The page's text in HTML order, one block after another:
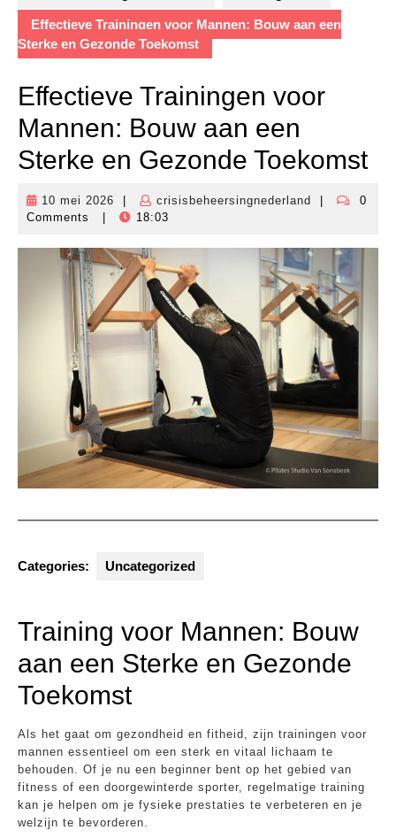
Effectieve Trainingen voor Mannen: Bouw aan een
Sterke en Gezonde Toekomst
Effectieve Trainingen voor
Mannen: Bouw aan een
Sterke en Gezonde Toekomst
10 mei 2026
10
mei
crisisbeheersingnederland
0
Comments
18:03
Categories: Uncategorized
Training voor Mannen: Bouw
aan een Sterke en Gezonde
Toekomst
Als het gaat om gezondheid en fitheid, zijn trainingen voor
mannen essentieel om een sterk en vitaal lichaam te
behouden. Of je nu een beginner bent op het gebied van
fitness of een doorgewinterde sporter, regelmatige training
kan je helpen om je fysieke prestaties te verbeteren en je
welzijn te bevorderen.